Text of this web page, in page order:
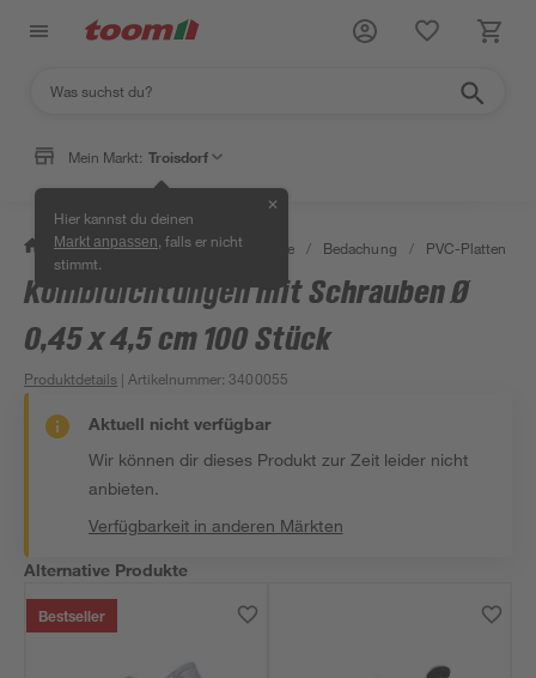
Mein Markt: Troisdorf
Hier kannst du deinen
Markt anpassen , falls er nicht
stimmt.
✕
/ Bauen & Renovieren / Baustoffe / Bedachung / PVC-Platten
Kombidichtungen mit Schrauben Ø
0,45 x 4,5 cm 100 Stück
Produktdetails | Artikelnummer:3400055
Aktuell nicht verfügbar
Wir können dir dieses Produkt zur Zeit leider nicht
anbieten.
Verfügbarkeit in anderen Märkten
Alternative Produkte
Bestseller